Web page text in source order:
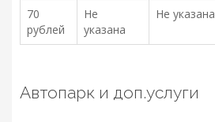
70
рублей
Не
указана
Не указана
Автопарк и доп.услуги